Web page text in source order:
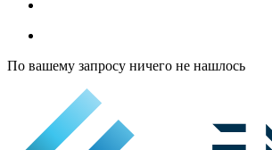
По вашему запросу ничего не нашлось